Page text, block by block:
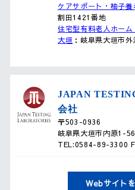
ケアサポート・柚子養
割田1421番地
住宅型有料老人ホー
大垣 ：岐阜県大垣市
JAPAN
会社
〒503-0936
岐阜県大垣市内原1-56
TEL:0584-89-3300
Webサイト